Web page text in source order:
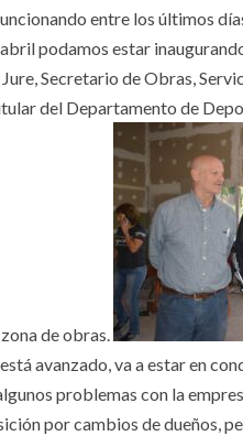
entre los últimos
podamos estar
Secretario de Obras,
del Departamento de
de obras.
avanzado, va a estar en
problemas con la
por cambios de dueños,